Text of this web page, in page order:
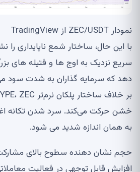
نمودار ZEC/USDT از TradingView
با این حال، ساختار شمع ناپایداری
سریع نزدیک به اوج ها و فتیله های
دهد که سرمایه گذاران به شدت سود
خشن حرکت می‌کند. سرد شدن تکانه
به همان اندازه شدید می شود.
حجم نشان دهنده سطوح بالای
افزایش قابل توجهی در فعالیت